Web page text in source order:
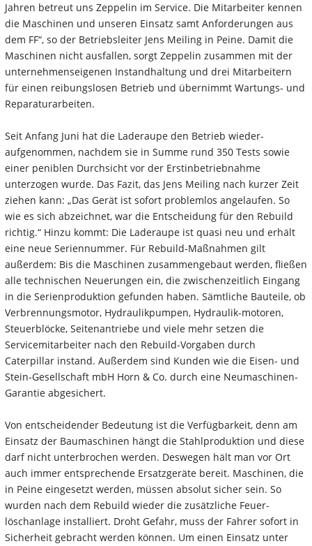
Jahren betreut uns Zeppelin im Service. Die Mitarbeiter kennen
die Maschinen und unseren Einsatz samt Anforderungen aus
dem FF“, so der Betriebsleiter Jens Meiling in Peine. Damit die
Maschinen nicht ausfallen, sorgt Zeppelin zusammen mit der
unternehmenseigenen Instandhaltung und drei Mitarbeitern
für einen reibungslosen Betrieb und übernimmt Wartungs- und
Reparaturarbeiten.
Seit Anfang Juni hat die Laderaupe den Betrieb wieder-
aufgenommen, nachdem sie in Summe rund 350 Tests sowie
einer peniblen Durchsicht vor der Erstinbetriebnahme
unterzogen wurde. Das Fazit, das Jens Meiling nach kurzer Zeit
ziehen kann: „Das Gerät ist sofort problemlos angelaufen. So
wie es sich abzeichnet, war die Entscheidung für den Rebuild
richtig.“ Hinzu kommt: Die Laderaupe ist quasi neu und erhält
eine neue Seriennummer. Für Rebuild-Maßnahmen gilt
außerdem: Bis die Maschinen zusammengebaut werden, fließen
alle technischen Neuerungen ein, die zwischenzeitlich Eingang
in die Serienproduktion gefunden haben. Sämtliche Bauteile, ob
Verbrennungsmotor, Hydraulikpumpen, Hydraulik-motoren,
Steuerblöcke, Seitenantriebe und viele mehr setzen die
Servicemitarbeiter nach den Rebuild-Vorgaben durch
Caterpillar instand. Außerdem sind Kunden wie die Eisen- und
Stein-Gesellschaft mbH Horn & Co. durch eine Neumaschinen-
Garantie abgesichert.
Von entscheidender Bedeutung ist die Verfügbarkeit, denn am
Einsatz der Baumaschinen hängt die Stahlproduktion und diese
darf nicht unterbrochen werden. Deswegen hält man vor Ort
auch immer entsprechende Ersatzgeräte bereit. Maschinen, die
in Peine eingesetzt werden, müssen absolut sicher sein. So
wurden nach dem Rebuild wieder die zusätzliche Feuer-
löschanlage installiert. Droht Gefahr, muss der Fahrer sofort in
Sicherheit gebracht werden können. Um einen Einsatz unter